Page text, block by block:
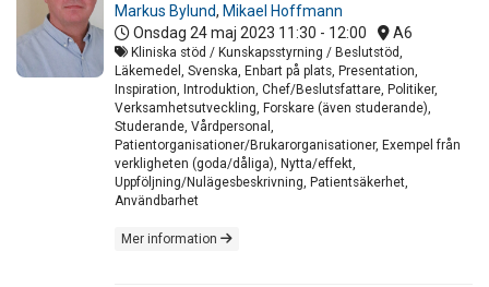
Markus Bylund, Mikael Hoffmann
Onsdag 24 maj 2023 11:30 - 12:00 A6
Kliniska stöd / Kunskapsstyrning / Beslutstöd,
Läkemedel, Svenska, Enbart på plats, Presentation,
Inspiration, Introduktion, Chef/Beslutsfattare, Politiker,
Verksamhetsutveckling, Forskare (även studerande),
Studerande, Vårdpersonal,
Patientorganisationer/Brukarorganisationer, Exempel från
verkligheten (goda/dåliga), Nytta/effekt,
Uppföljning/Nulägesbeskrivning, Patientsäkerhet,
Användbarhet
Mer information